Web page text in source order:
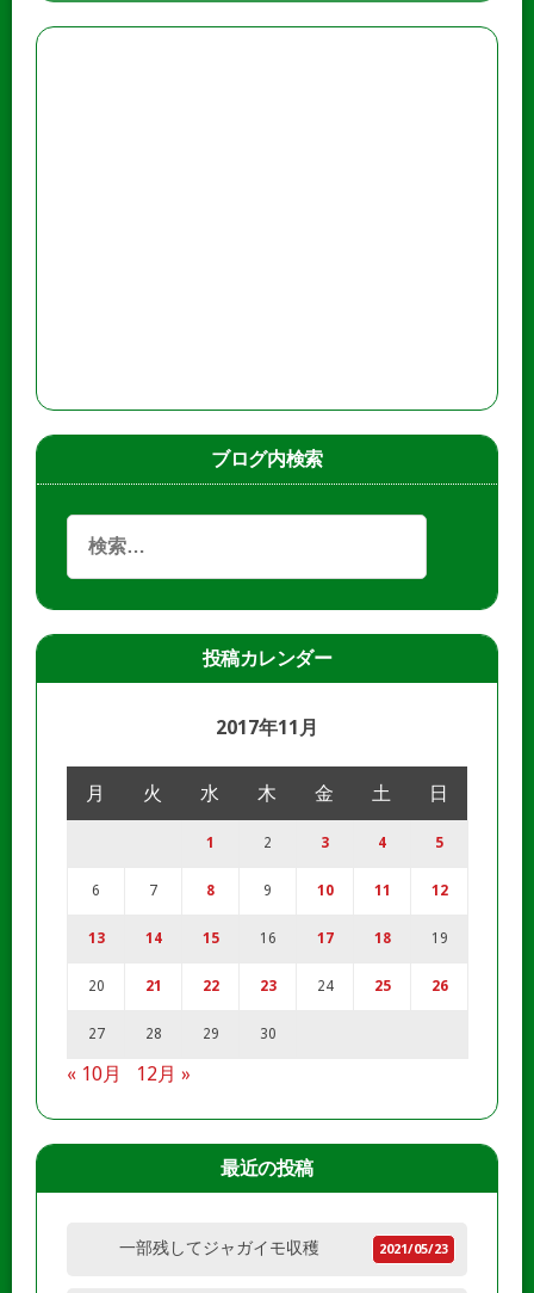
ブログ内検索
投稿カレンダー
2017年11月
月 火 水 木 金 土 日
1 2 3 4 5
6 7 8 9 10 11 12
13 14 15 16 17 18 19
20 21 22 23 24 25 26
27 28 29 30
« 10月 12月 »
最近の投稿
一部残してジャガイモ収穫 2021/05/23